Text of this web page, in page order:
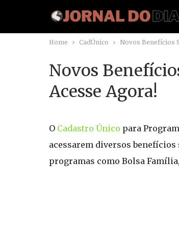
Home CadÚnico Novos Benefícios
Novos
Acesse Agora!
O Cadastro Único para
acessarem diversos
programas como Bolsa